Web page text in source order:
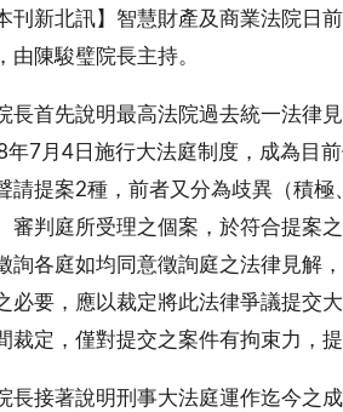
刊新北訊】智慧財產及商業法院日
由陳駿璧院長主持。
長首先說明最高法院過去統一法律
年7月4日施行大法庭制度，成為目
請提案2種，前者又分為歧異（積
審判庭所受理之個案，於符合提案
詢各庭如均同意徵詢庭之法律見解
必要，應以裁定將此法律爭議提交
裁定，僅對提交之案件有拘束力，
長接著說明刑事大法庭運作迄今之